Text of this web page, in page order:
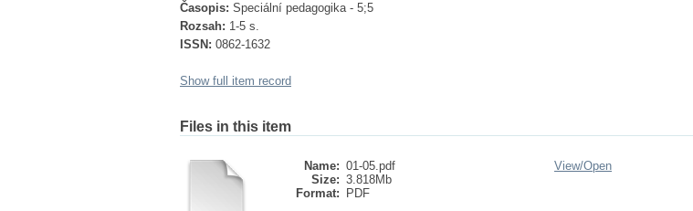
Časopis: Speciální pedagogika - 5;5
Rozsah: 1-5 s.
ISSN: 0862-1632
Show full item record
Files in this item
Name: 01-05.pdf
Size: 3.818Mb
Format:
PDF
View/Open